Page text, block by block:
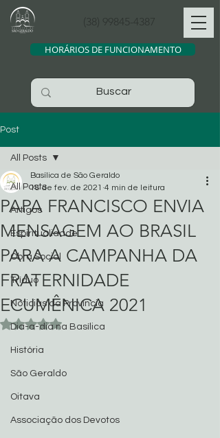
(38) 99845-4387
HORÁRIOS DE FUNCIONAMENTO
Post
All Posts
Artigos
Espiritualidade
Obra Social
Tríduo
Noticias da Província
Dia-a-dia na Basílica
História
São Geraldo
Oitava
Associação dos Devotos
All Posts
PAPA FRANCISCO ENVIA
MENSAGEM AO BRASIL
PARA A CAMPANHA DA
FRATERNIDADE
ECUMÊNICA 2021
Basílica de São Geraldo
18 de fev. de 2021 4 min de leitura
Avaliado com NaN de 5 estrelas.